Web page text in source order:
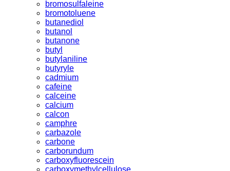
bromosulfaleine
bromotoluene
butanediol
butanol
butanone
butyl
butylaniline
butyryle
cadmium
cafeine
calceine
calcium
calcon
camphre
carbazole
carbone
carborundum
carboxyfluorescein
carboxymethylcellulose